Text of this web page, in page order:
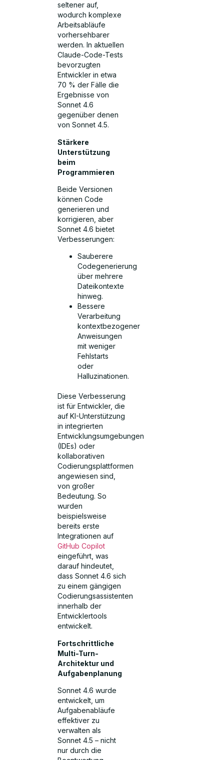
seltener auf,
wodurch komplexe
Arbeitsabläufe
vorhersehbarer
werden. In aktuellen
Claude-Code-Tests
bevorzugten
Entwickler in etwa
70 % der Fälle die
Ergebnisse von
Sonnet 4.6
gegenüber denen
von Sonnet 4.5.
Stärkere
Unterstützung
beim
Programmieren
Beide Versionen
können Code
generieren und
korrigieren, aber
Sonnet 4.6 bietet
Verbesserungen:
Sauberere
Codegenerierung
über mehrere
Dateikontexte
hinweg.
Bessere
Verarbeitung
kontextbezogener
Anweisungen
mit weniger
Fehlstarts
oder
Halluzinationen.
Diese Verbesserung
ist für Entwickler, die
auf KI-Unterstützung
in integrierten
Entwicklungsumgebungen
(IDEs) oder
kollaborativen
Codierungsplattformen
angewiesen sind,
von großer
Bedeutung. So
wurden
beispielsweise
bereits erste
Integrationen auf
GitHub Copilot
eingeführt, was
darauf hindeutet,
dass Sonnet 4.6 sich
zu einem gängigen
Codierungsassistenten
innerhalb der
Entwicklertools
entwickelt.
Fortschrittliche
Multi-Turn-
Architektur und
Aufgabenplanung
Sonnet 4.6 wurde
entwickelt, um
Aufgabenabläufe
effektiver zu
verwalten als
Sonnet 4.5 – nicht
nur durch die